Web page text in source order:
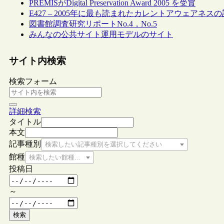
PREMISがDigital Preservation Award 2005 を受賞
E427 – 2005年に最も読まれたカレントアウェアネスの
図書館調査研究リポートNo.4，No.5
みんなの公共サイト運用モデルのサイト
サイト内検索
検索フォーム
詳細検索
タイトル
本文
記事種別
検索したい記事種別を選択してください
館種 検索したい館種を選択してください
投稿日
～
検索